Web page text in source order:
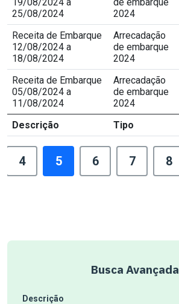
Busca Avançada
Descrição
25/08/2024
2024
Receita de Embarque
12/08/2024 a
18/08/2024
Arrecadação
de embarque
2024
Receita de Embarque
05/08/2024 a
11/08/2024
Arrecadação
de embarque
2024
Descrição Tipo
4 5 6 7 8